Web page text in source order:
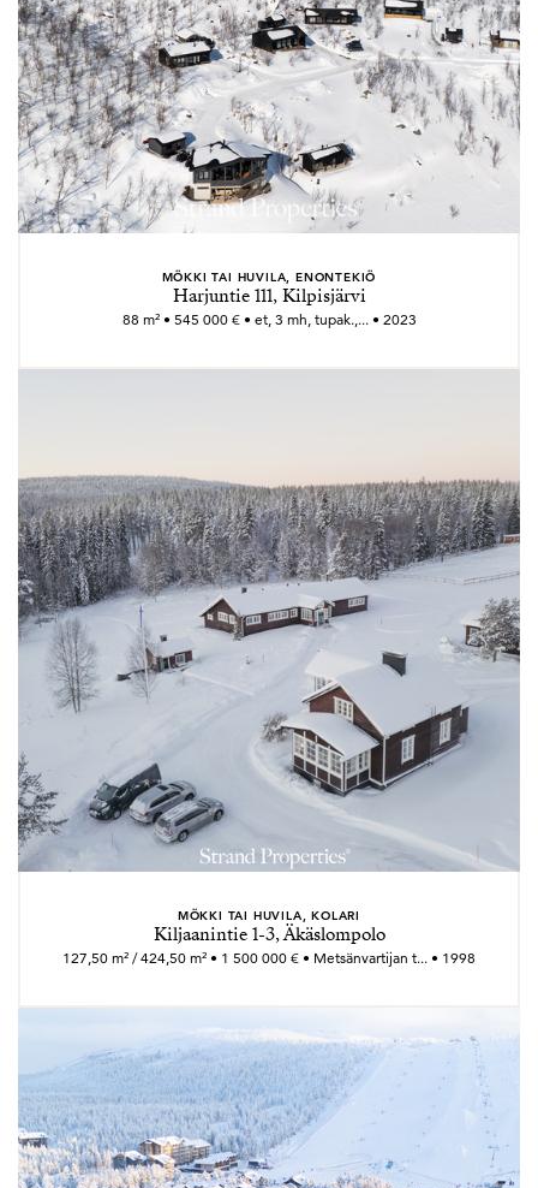
MÖKKI TAI HUVILA, ENONTEKIÖ
Harjuntie 111, Kilpisjärvi
88 m² • 545 000 € • et, 3 mh, tupak.,... • 2023
MÖKKI TAI HUVILA, KOLARI
Kiljaanintie 1-3, Äkäslompolo
127,50 m² / 424,50 m² • 1 500 000 € • Metsänvartijan t... • 1998